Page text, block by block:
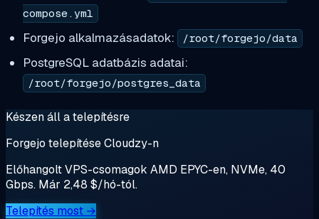
compose.yml
Forgejo alkalmazásadatok: /root/forgejo/data
PostgreSQL adatbázis adatai:
/root/forgejo/postgres_data
Készen áll a telepítésre
Forgejo telepítése Cloudzy-n
Előhangolt VPS-csomagok AMD EPYC-en, NVMe, 40
Gbps. Már 2,48 $/hó-tól.
Telepítés most →